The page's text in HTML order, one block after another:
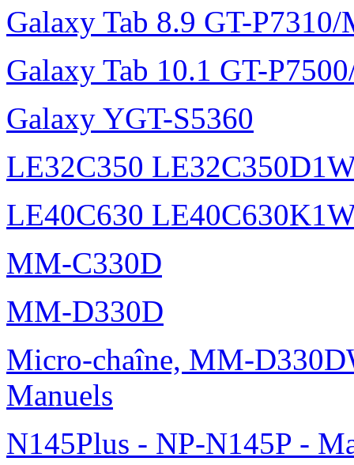
Galaxy Tab 8.9 GT-P7310/
Galaxy Tab 10.1 GT-
Galaxy YGT-S5360
LE32C350
LE40C630
MM-C330D
MM-D330D
Micro-chaîne, MM-
Manuels
N145Plus - NP-N145P -